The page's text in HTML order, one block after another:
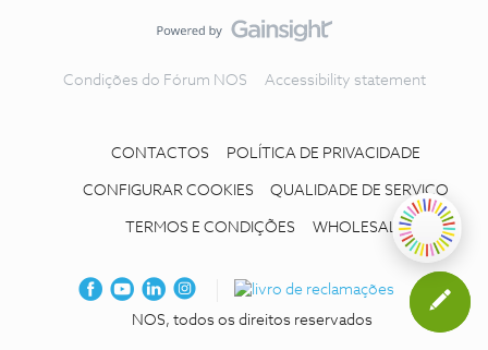
Condições do Fórum NOS Accessibility statement
CONTACTOS POLÍTICA DE PRIVACIDADE
CONFIGURAR COOKIES QUALIDADE DE SERVIÇO
TERMOS E CONDIÇÕES WHOLESALE
NOS, todos os direitos reservados